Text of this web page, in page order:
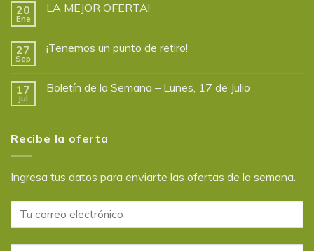
20
Ene
LA MEJOR OFERTA!
27
Sep
¡Tenemos un punto de retiro!
17
Jul
Boletín de la Semana – Lunes, 17 de Julio
Recibe la oferta
Ingresa tus datos para enviarte las ofertas de la semana.